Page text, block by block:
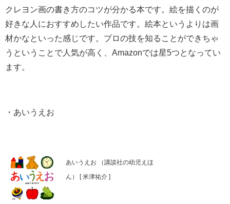
クレヨン画の書き方のコツが分かる本です。絵を描くのが
好きな人におすすめしたい作品です。絵本というよりは画
材かなといった感じです。プロの技を知ることができちゃ
うということで人気が高く、Amazonでは星5つとなってい
ます。
・あいうえお
あいうえお （講談社の幼児えほ
ん） [ 米津祐介 ]